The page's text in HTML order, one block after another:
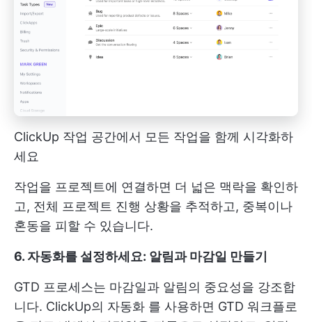
ClickUp 작업 공간에서 모든 작업을 함께 시각화하
세요
작업을 프로젝트에 연결하면 더 넓은 맥락을 확인하
고, 전체 프로젝트 진행 상황을 추적하고, 중복이나
혼동을 피할 수 있습니다.
6. 자동화를 설정하세요: 알림과 마감일 만들기
GTD 프로세스는 마감일과 알림의 중요성을 강조합
니다. ClickUp의 자동화 를 사용하면 GTD 워크플로